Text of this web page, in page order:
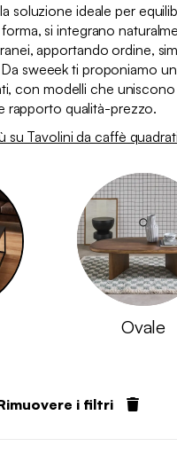
soluzione ideale per
si integrano
apportando ordine,
sweeek ti proponiamo
con modelli che
rapporto qualità-prezzo.
su Tavolini da caffè quadrati
Ovale
i filtri